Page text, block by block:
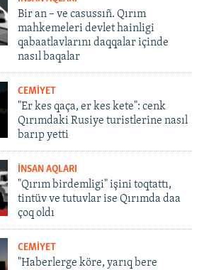
Bir an – ve casussıñ. Qırım
mahkemeleri devlet hainligi
qabaatlavlarını daqqalar içinde
nasıl baqalar
CEMİYET
"Er kes qaça, er kes kete": cenk
Qırımdaki Rusiye turistlerine nasıl
barıp yetti
İNSAN AQLARI
"Qırım birdemligi" işini toqtattı,
tintüv ve tutuvlar ise Qırımda daa
çoq oldı
CEMİYET
"Haberlerge köre, yarıq bere